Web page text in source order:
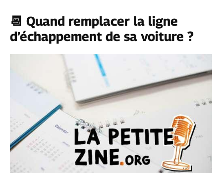
📆 Quand remplacer la ligne
d’échappement de sa voiture ?